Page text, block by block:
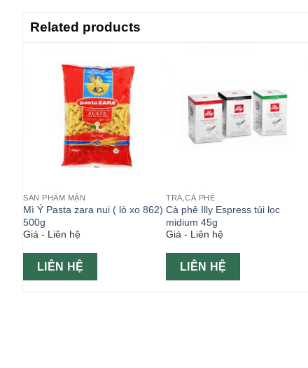
Related products
SẢN PHẨM MẶN
Mì Ý Pasta zara nui ( lò xo 862)
500g
Giá - Liên hệ
LIÊN HỆ
TRÀ,CÀ PHÊ
Cà phê Illy Espress túi lọc
midium 45g
Giá - Liên hệ
LIÊN HỆ